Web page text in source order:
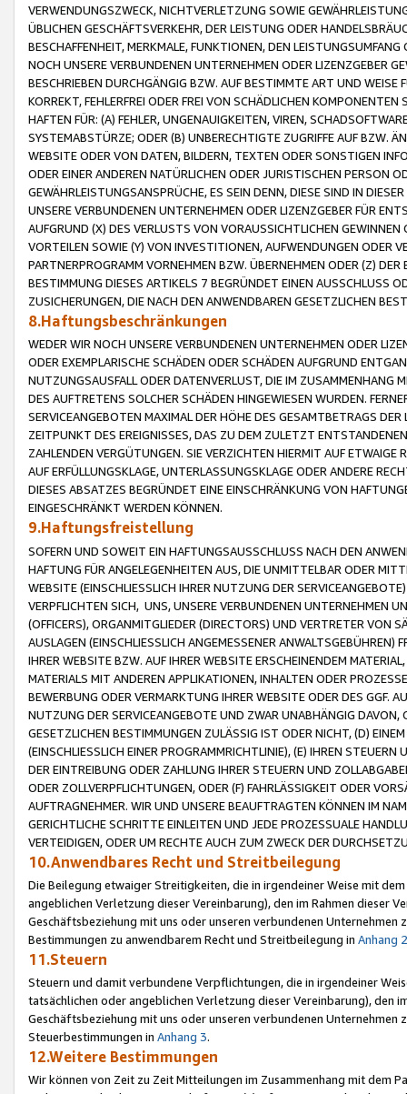
VERWENDUNGSZWECK, NICHTVERLETZUNG SOWIE
ÜBLICHEN GESCHÄFTSVERKEHR, DER LEISTUNG ODER
BESCHAFFENHEIT, MERKMALE, FUNKTIONEN, DEN
NOCH UNSERE VERBUNDENEN UNTERNEHMEN ODER LIZENZGEBER
BESCHRIEBEN DURCHGÄNGIG BZW. AUF BESTIMMTE ART UND
KORREKT, FEHLERFREI ODER FREI VON SCHÄDLICHEN
HAFTEN FÜR: (A) FEHLER, UNGENAUIGKEITEN, VIREN,
SYSTEMABSTÜRZE; ODER (B) UNBERECHTIGTE ZUGRIFFE AUF BZW.
WEBSITE ODER VON DATEN, BILDERN, TEXTEN ODER SONSTIGEN
ODER EINER ANDEREN NATÜRLICHEN ODER JURISTISCHEN PERSON
GEWÄHRLEISTUNGSANSPRÜCHE, ES SEIN DENN, DIESE SIND IN
UNSERE VERBUNDENEN UNTERNEHMEN ODER LIZENZGEBER FÜR
AUFGRUND (X) DES VERLUSTS VON VORAUSSICHTLICHEN
VORTEILEN SOWIE (Y) VON INVESTITIONEN, AUFWENDUNGEN ODER
PARTNERPROGRAMM VORNEHMEN BZW. ÜBERNEHMEN ODER (Z)
BESTIMMUNG DIESES ARTIKELS 7 BEGRÜNDET EINEN AUSSCHLUSS
ZUSICHERUNGEN, DIE NACH DEN ANWENDBAREN GESETZLICHEN
8.Haftungsbeschränkungen
WEDER WIR NOCH UNSERE VERBUNDENEN UNTERNEHMEN ODER
ODER EXEMPLARISCHE SCHÄDEN ODER SCHÄDEN AUFGRUND
NUTZUNGSAUSFALL ODER DATENVERLUST, DIE IM ZUSAMMENHANG
DES AUFTRETENS SOLCHER SCHÄDEN HINGEWIESEN WURDEN.
SERVICEANGEBOTEN MAXIMAL DER HÖHE DES GESAMTBETRAGS
ZEITPUNKT DES EREIGNISSES, DAS ZU DEM ZULETZT
ZAHLENDEN VERGÜTUNGEN. SIE VERZICHTEN HIERMIT AUF
AUF ERFÜLLUNGSKLAGE, UNTERLASSUNGSKLAGE ODER ANDERE
DIESES ABSATZES BEGRÜNDET EINE EINSCHRÄNKUNG VON
EINGESCHRÄNKT WERDEN KÖNNEN.
9.Haftungsfreistellung
SOFERN UND SOWEIT EIN HAFTUNGSAUSSCHLUSS NACH DEN
HAFTUNG FÜR ANGELEGENHEITEN AUS, DIE UNMITTELBAR ODER
WEBSITE (EINSCHLIESSLICH IHRER NUTZUNG DER
VERPFLICHTEN SICH, UNS, UNSERE VERBUNDENEN UNTERNEHMEN
(OFFICERS), ORGANMITGLIEDER (DIRECTORS) UND VERTRETER VON
AUSLAGEN (EINSCHLIESSLICH ANGEMESSENER
IHRER WEBSITE BZW. AUF IHRER WEBSITE ERSCHEINENDEM
MATERIALS MIT ANDEREN APPLIKATIONEN, INHALTEN ODER
BEWERBUNG ODER VERMARKTUNG IHRER WEBSITE ODER DES GGF.
NUTZUNG DER SERVICEANGEBOTE UND ZWAR UNABHÄNGIG
GESETZLICHEN BESTIMMUNGEN ZULÄSSIG IST ODER NICHT, (D)
(EINSCHLIESSLICH EINER PROGRAMMRICHTLINIE), (E) IHREN
DER EINTREIBUNG ODER ZAHLUNG IHRER STEUERN UND
ODER ZOLLVERPFLICHTUNGEN, ODER (F) FAHRLÄSSIGKEIT ODER
AUFTRAGNEHMER. WIR UND UNSERE BEAUFTRAGTEN KÖNNEN IM
GERICHTLICHE SCHRITTE EINLEITEN UND JEDE PROZESSUALE
VERTEIDIGEN, ODER UM RECHTE AUCH ZUM ZWECK DER
10.Anwendbares Recht und Streitbeilegung
Die Beilegung etwaiger Streitigkeiten, die in irgendeiner Weise mit
angeblichen Verletzung dieser Vereinbarung), den im Rahmen dieser
Geschäftsbeziehung mit uns oder unseren verbundenen
Bestimmungen zu anwendbarem Recht und Streitbeilegung in Anhang 2
11.Steuern
Steuern und damit verbundene Verpflichtungen, die in irgendeiner
tatsächlichen oder angeblichen Verletzung dieser Vereinbarung), den
Geschäftsbeziehung mit uns oder unseren verbundenen
Steuerbestimmungen in Anhang 3.
12.Weitere Bestimmungen
Wir können von Zeit zu Zeit Mitteilungen im Zusammenhang mit dem